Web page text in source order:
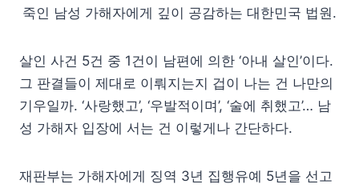
죽인 남성 가해자에게 깊이 공감하는 대한민국 법원.
살인 사건 5건 중 1건이 남편에 의한 ‘아내 살인’이다.
그 판결들이 제대로 이뤄지는지 겁이 나는 건 나만의
기우일까. ‘사랑했고’, ‘우발적이며’, ‘술에 취했고’… 남
성 가해자 입장에 서는 건 이렇게나 간단하다.
재판부는 가해자에게 징역 3년 집행유예 5년을 선고